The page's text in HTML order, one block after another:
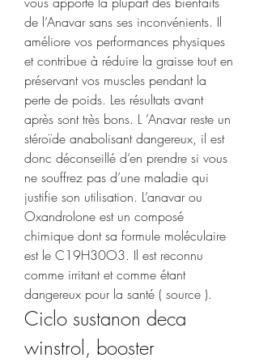
de l’Anavar sans ses inconvénients. Il
améliore vos performances physiques
et contribue à réduire la graisse tout en
préservant vos muscles pendant la
perte de poids. Les résultats avant
après sont très bons. L ’Anavar reste un
stéroïde anabolisant dangereux, il est
donc déconseillé d’en prendre si vous
ne souffrez pas d’une maladie qui
justifie son utilisation. L’anavar ou
Oxandrolone est un composé
chimique dont sa formule moléculaire
est le C19H30O3. Il est reconnu
comme irritant et comme étant
dangereux pour la santé ( source ).
Ciclo sustanon deca
winstrol, booster